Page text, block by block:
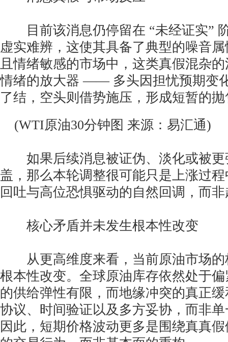
目前该消息仍停留在 “未经证实”
虚实难辨，这使其具备了典型的噪音
且情绪敏感的市场中，这类真假混杂
情绪的放大器 —— 多头因担忧预期变
了结，空头则借势施压，形成短暂的
(WTI原油30分钟图 来源：易汇通)
如果后续消息被证伪、淡化或被更
盖，那么本轮调整很可能只是上涨过
回吐与高位恐惧驱动的自然回调，而
核心矛盾并未发生根本性改变
从更高维度来看，当前原油市场的
根本性改变。全球原油库存依然处于偏
的供给弹性有限，而地缘冲突的真正
协议、时间验证以及多方妥协，而非
因此，短期价格波动更多是围绕真真